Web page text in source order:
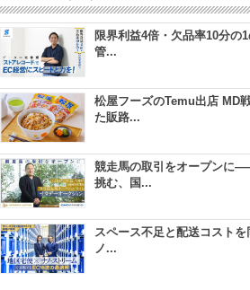
限界利益4倍・欠品率10分
管...
松屋フーズのTemu出店 MD
た販路...
競走馬の取引をオープンに
挑む、国...
スペース不足と配送コスト
ノ...